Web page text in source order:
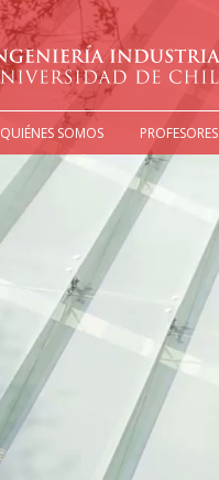
QUIÉNES SOMOS PROFESORES